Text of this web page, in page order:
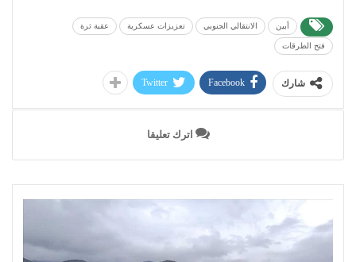
أبين الانتقالي الجنوبي تعزيزات عسكرية عقبة ثرة
فتح الطرقات
شارك Facebook
Twitter
اترك تعليقا